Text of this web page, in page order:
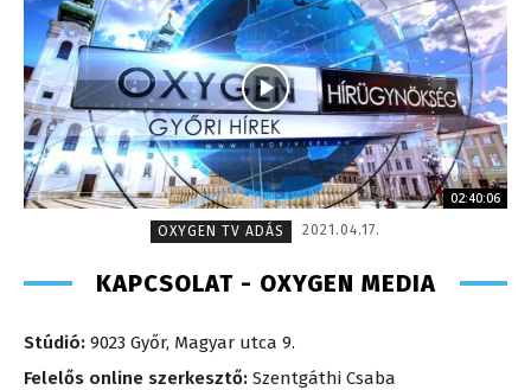
02:40:06
OXYGEN TV ADÁS
2021.04.17.
KAPCSOLAT - OXYGEN MEDIA
Stúdió: 9023 Győr, Magyar utca 9.
Felelős online szerkesztő: Szentgáthi Csaba